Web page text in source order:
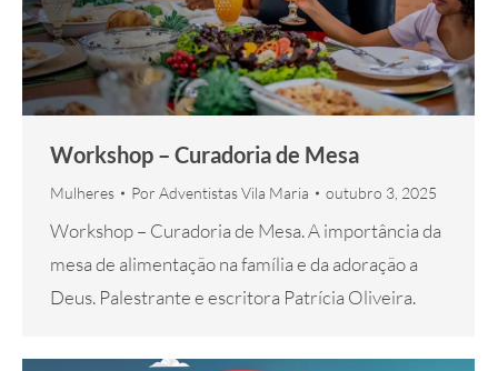
Workshop – Curadoria de Mesa
Mulheres Por Adventistas Vila Maria outubro 3, 2025
Workshop – Curadoria de Mesa. A importância da
mesa de alimentação na família e da adoração a
Deus. Palestrante e escritora Patrícia Oliveira.